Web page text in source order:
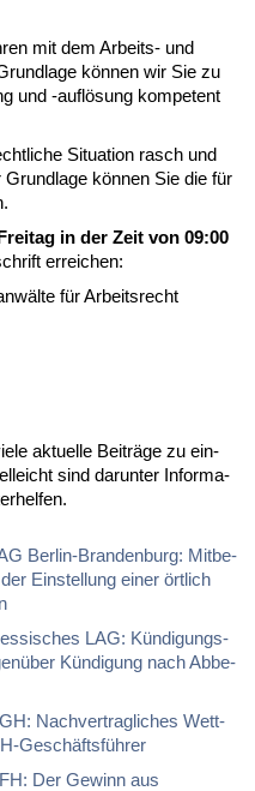
mit dem Ar­beits- und
können wir Sie zu
und -auflösung kom­pe­tent
Si­tua­ti­on rasch und
können Sie die für
in der Zeit von 09:00
er­rei­chen:
für Ar­beits­recht
ak­tu­el­le Beiträge zu ein­
sind dar­un­ter In­for­ma­
Ber­lin-Bran­den­burg: Mit­be­
Ein­stel­lung ei­ner ört­lich
LAG: Kündi­gungs­
Kündi­gung nach Ab­be­
Nach­ver­trag­li­ches Wett­
Geschäftsführer
Der Ge­winn aus